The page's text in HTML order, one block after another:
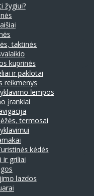
žygiui?
taktinės
kuprinės
ir paklotai
reikmenys
lempos
įrankiai
termosai
kėdės
ir griliai
lazdos